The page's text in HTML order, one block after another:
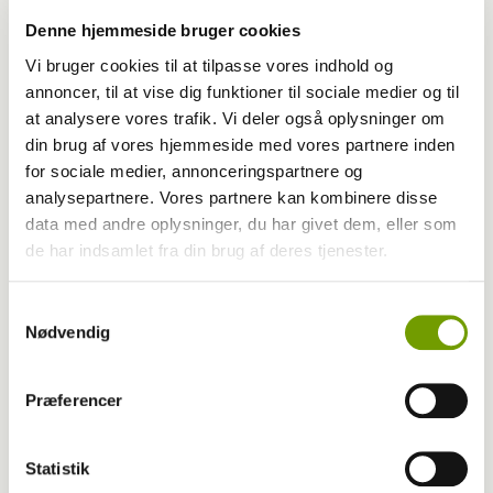
Denne hjemmeside bruger cookies
Vi bruger cookies til at tilpasse vores indhold og
annoncer, til at vise dig funktioner til sociale medier og til
at analysere vores trafik. Vi deler også oplysninger om
din brug af vores hjemmeside med vores partnere inden
for sociale medier, annonceringspartnere og
analysepartnere. Vores partnere kan kombinere disse
data med andre oplysninger, du har givet dem, eller som
de har indsamlet fra din brug af deres tjenester.
Nødvendig
Præferencer
Statistik
Aktuelt
Flåtsæsonen 2026: Tid til forebyggelse?